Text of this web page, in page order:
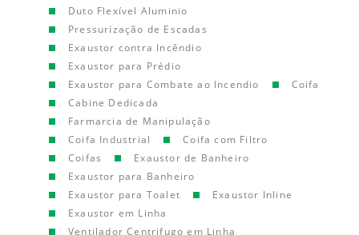
Duto Flexível Aluminio
Pressurização de Escadas
Exaustor contra Incêndio
Exaustor para Prédio
Exaustor para Combate ao Incendio
Coifa
Cabine Dedicada
Farmarcia de Manipulação
Coifa Industrial
Coifa com Filtro
Coifas
Exaustor de Banheiro
Exaustor para Banheiro
Exaustor para Toalet
Exaustor Inline
Exaustor em Linha
Ventilador Centrifugo em Linha